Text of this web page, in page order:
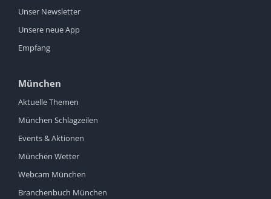
Unser Newsletter
Unsere neue App
Empfang
München
Aktuelle Themen
München Schlagzeilen
Events & Aktionen
München Wetter
Webcam München
Branchenbuch München